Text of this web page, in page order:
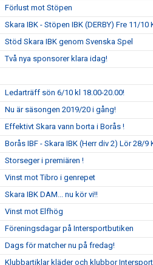
Förlust mot Stöpen
Skara IBK - Stöpen IBK (DERBY) Fre 11/10
Stöd Skara IBK genom Svenska Spel
Två nya sponsorer klara idag!
Ledarträff sön 6/10 kl 18.00-20.00!
Nu är säsongen 2019/20 i gång!
Effektivt Skara vann borta i Borås !
Borås IBF - Skara IBK (Herr div 2) Lör 28/9
Storseger i premiären !
Vinst mot Tibro i genrepet
Skara IBK DAM... nu kör vi!!
Vinst mot Elfhög
Föreningsdagar på Intersportbutiken
Dags för matcher nu på fredag!
Klubbartiklar kläder och klubbor